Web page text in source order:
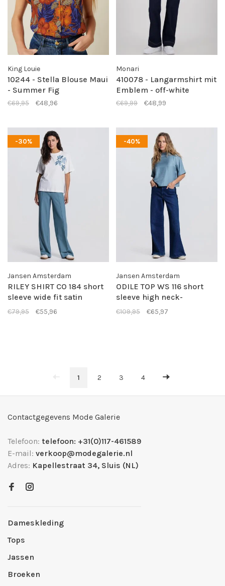
King Louie
10244 - Stella Blouse Maui
- Summer Fig
€69,95 €48,96
Monari
410078 - Langarmshirt mit
Emblem - off-white
€69,99 €48,99
-30%
Jansen Amsterdam
RILEY SHIRT CO 184 short
sleeve wide fit satin
embroidery flower-
€79,95 €55,96
-40%
Jansen Amsterdam
ODILE TOP WS 116 short
sleeve high neck-
aquamarijn
€109,95 €65,97
1 2 3 4
Contactgegevens Mode Galerie
Telefoon: telefoon: +31(0)117-461589
E-mail: verkoop@modegalerie.nl
Adres: Kapellestraat 34, Sluis (NL)
Dameskleding
Tops
Jassen
Broeken